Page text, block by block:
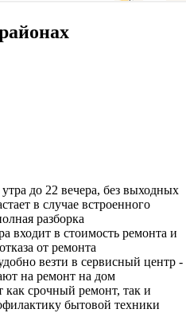
до 22 вечера, без выходных
в случае встроенного
разборка
входит в стоимость ремонта и
от ремонта
везти в сервисный центр -
на ремонт на дом
срочный ремонт, так и
бытовой техники